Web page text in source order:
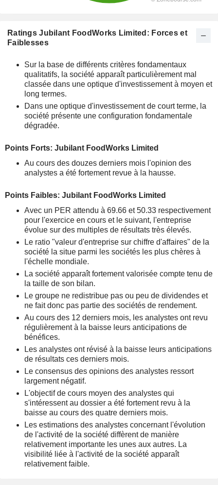
Ratings Jubilant FoodWorks Limited: Forces et
Faiblesses
Sur la base de différents critères fondamentaux
qualitatifs, la société apparaît particulièrement mal
classée dans une optique d'investissement à moyen et
long termes.
Dans une optique d'investissement de court terme, la
société présente une configuration fondamentale
dégradée.
Points Forts: Jubilant FoodWorks Limited
Au cours des douzes derniers mois l'opinion des
analystes a été fortement revue à la hausse.
Points Faibles: Jubilant FoodWorks Limited
Avec un PER attendu à 69.66 et 50.33 respectivement
pour l'exercice en cours et le suivant, l'entreprise
évolue sur des multiples de résultats très élevés.
Le ratio "valeur d'entreprise sur chiffre d'affaires" de la
société la situe parmi les sociétés les plus chères à
l'échelle mondiale.
La société apparaît fortement valorisée compte tenu de
la taille de son bilan.
Le groupe ne redistribue pas ou peu de dividendes et
ne fait donc pas partie des sociétés de rendement.
Au cours des 12 derniers mois, les analystes ont revu
régulièrement à la baisse leurs anticipations de
bénéfices.
Les analystes ont révisé à la baisse leurs anticipations
de résultats ces derniers mois.
Le consensus des opinions des analystes ressort
largement négatif.
L'objectif de cours moyen des analystes qui
s'intéressent au dossier a été fortement revu à la
baisse au cours des quatre derniers mois.
Les estimations des analystes concernant l'évolution
de l'activité de la société diffèrent de manière
relativement importante les unes aux autres. La
visibilité liée à l'activité de la société apparaît
relativement faible.